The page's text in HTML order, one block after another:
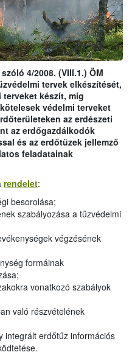
4/2008. (VIII.1.) ÖM
tervek elkészítését,
készít, míg
védelmi terveket
az erdészeti
az erdőgazdálkodók
és az erdőtüzek jellemző
feladatainak
rendelet:
besorolása;
szabályozása a tűzvédelmi
végzésének
formáinak
vonatkozó szabályok
való részvételének
integrált erdőtűz információs